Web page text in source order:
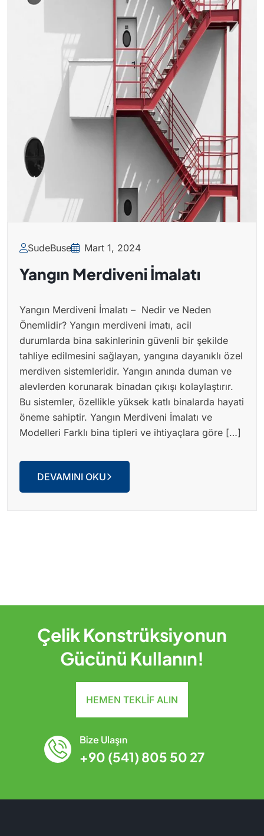
SudeBuse Mart 1, 2024
Yangın Merdiveni İmalatı
Yangın Merdiveni İmalatı – Nedir ve Neden
Önemlidir? Yangın merdiveni imatı, acil
durumlarda bina sakinlerinin güvenli bir şekilde
tahliye edilmesini sağlayan, yangına dayanıklı özel
merdiven sistemleridir. Yangın anında duman ve
alevlerden korunarak binadan çıkışı kolaylaştırır.
Bu sistemler, özellikle yüksek katlı binalarda hayati
öneme sahiptir. Yangın Merdiveni İmalatı ve
Modelleri Farklı bina tipleri ve ihtiyaçlara göre […]
DEVAMINI OKU
Çelik Konstrüksiyonun
Gücünü Kullanın!
HEMEN TEKLIF ALIN
Bize Ulaşın
+90 (541) 805 50 27